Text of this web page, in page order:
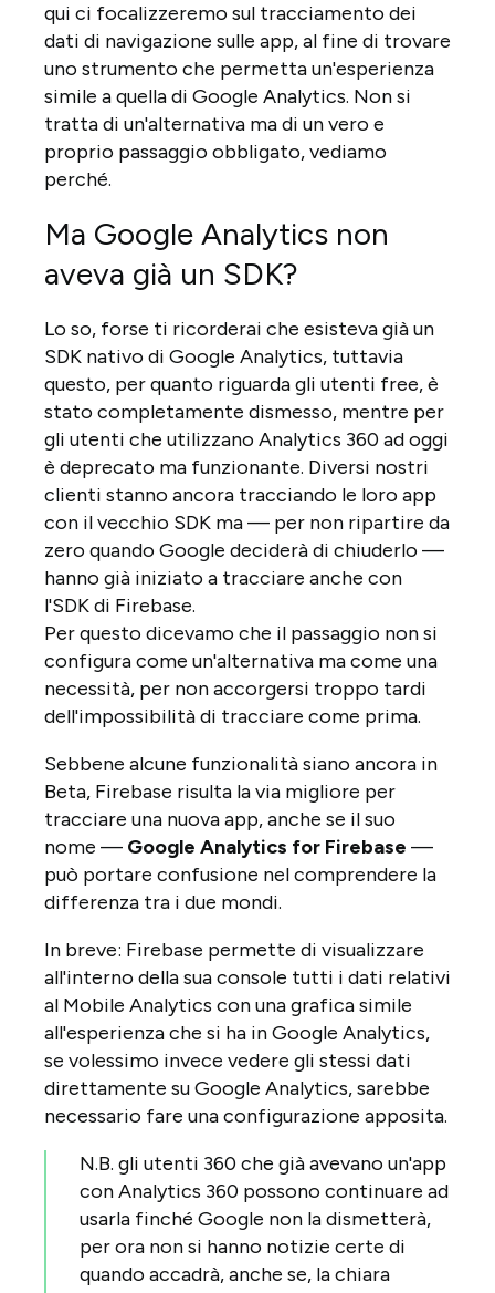
qui ci focalizzeremo sul tracciamento dei
dati di navigazione sulle app, al fine di trovare
uno strumento che permetta un'esperienza
simile a quella di Google Analytics. Non si
tratta di un'alternativa ma di un vero e
proprio passaggio obbligato, vediamo
perché.
Ma Google Analytics non
aveva già un SDK?
Lo so, forse ti ricorderai che esisteva già un
SDK nativo di Google Analytics, tuttavia
questo, per quanto riguarda gli utenti free, è
stato completamente dismesso, mentre per
gli utenti che utilizzano Analytics 360 ad oggi
è deprecato ma funzionante. Diversi nostri
clienti stanno ancora tracciando le loro app
con il vecchio SDK ma — per non ripartire da
zero quando Google deciderà di chiuderlo —
hanno già iniziato a tracciare anche con
l'SDK di Firebase.
Per questo dicevamo che il passaggio non si
configura come un'alternativa ma come una
necessità, per non accorgersi troppo tardi
dell'impossibilità di tracciare come prima.
Sebbene alcune funzionalità siano ancora in
Beta, Firebase risulta la via migliore per
tracciare una nuova app, anche se il suo
nome — Google Analytics for Firebase —
può portare confusione nel comprendere la
differenza tra i due mondi.
In breve: Firebase permette di visualizzare
all'interno della sua console tutti i dati relativi
al Mobile Analytics con una grafica simile
all'esperienza che si ha in Google Analytics,
se volessimo invece vedere gli stessi dati
direttamente su Google Analytics, sarebbe
necessario fare una configurazione apposita.
N.B. gli utenti 360 che già avevano un'app
con Analytics 360 possono continuare ad
usarla finché Google non la dismetterà,
per ora non si hanno notizie certe di
quando accadrà, anche se, la chiara